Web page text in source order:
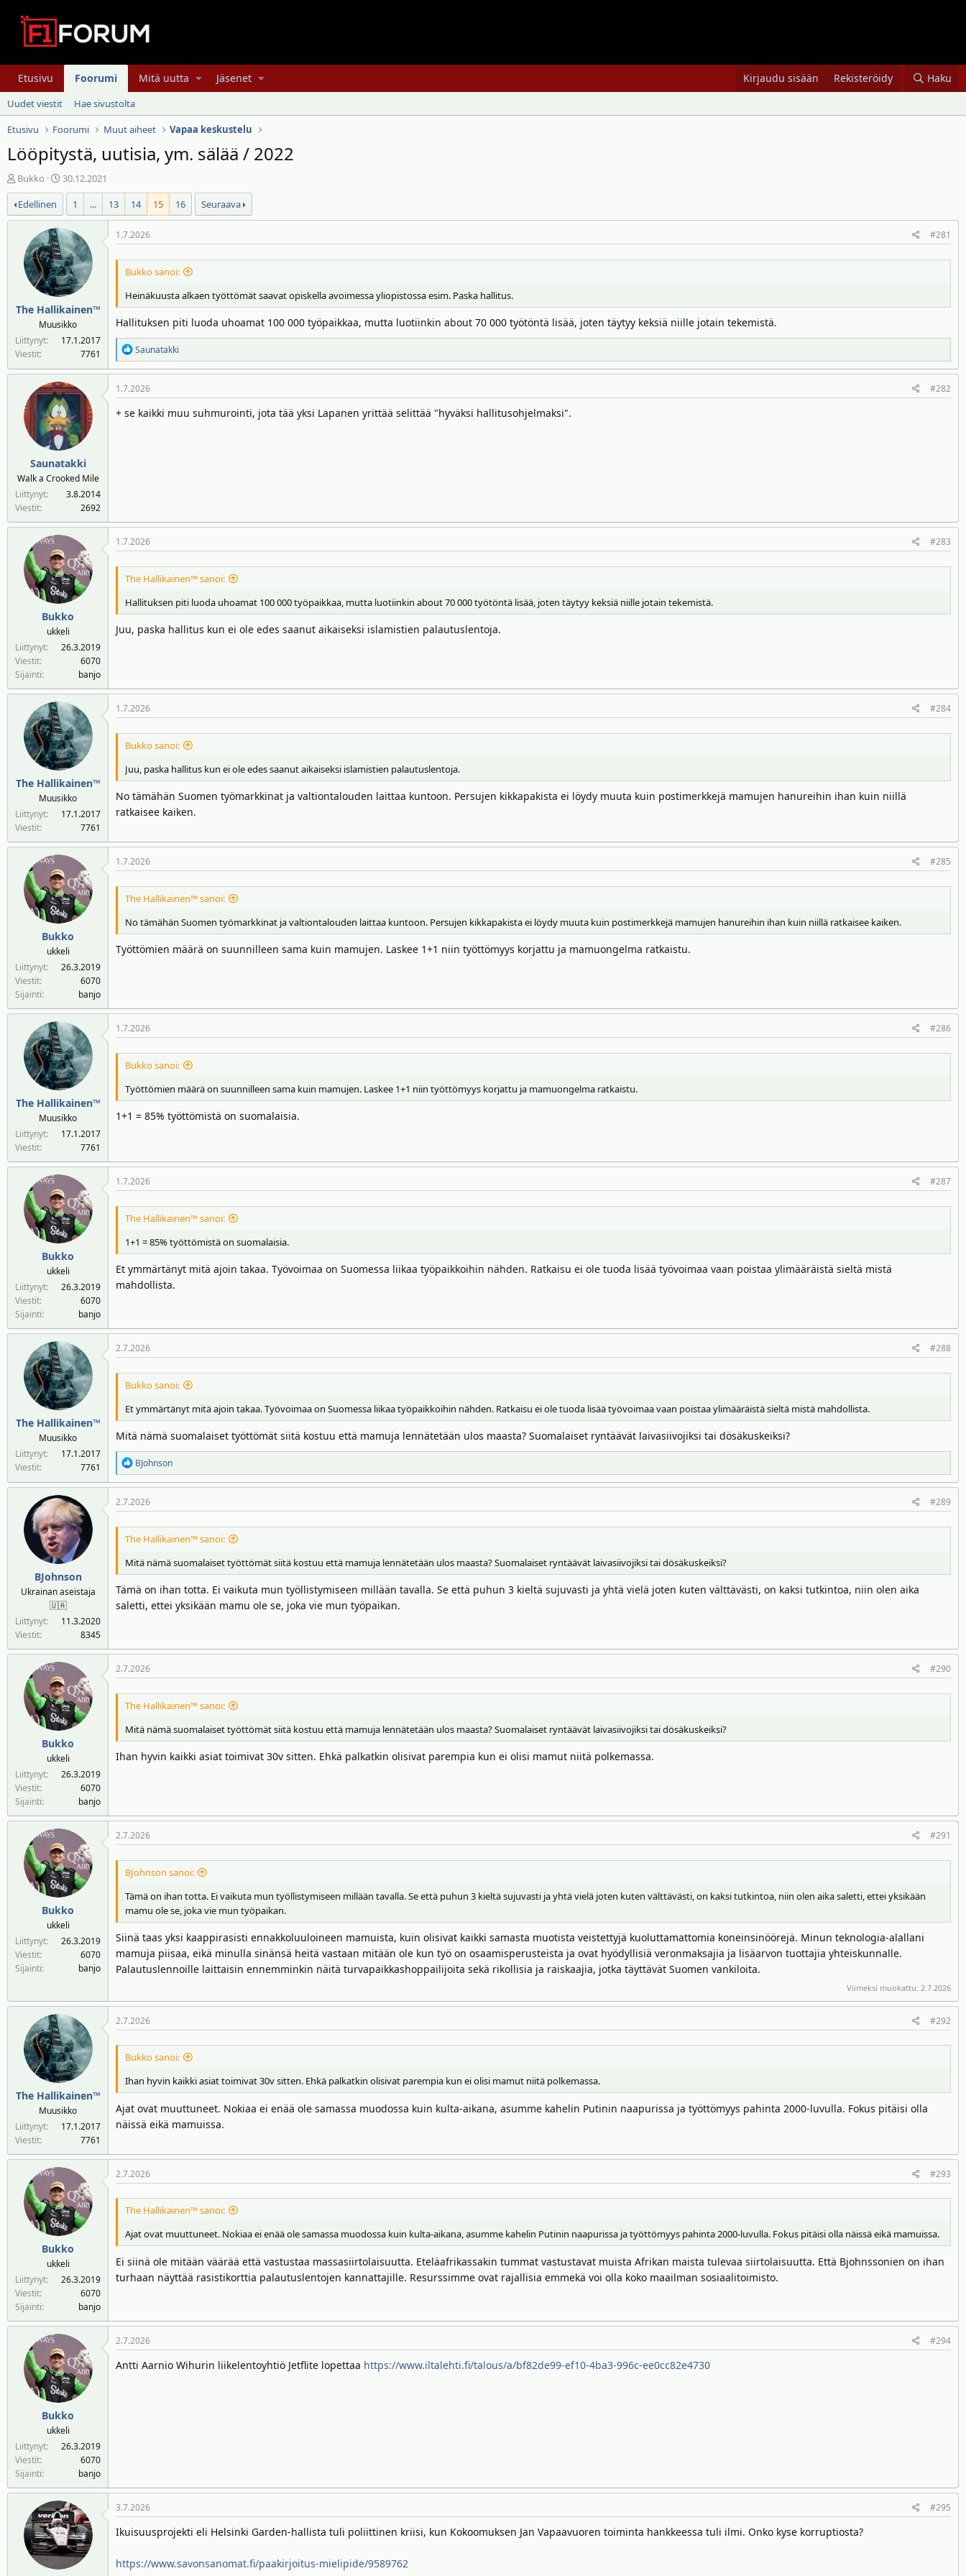
Etusivu Foorumi Mitä uutta Jäsenet Kirjaudu sisään Rekisteröidy Haku
Uudet viestit
Hae sivustolta
Etusivu
Foorumi Muut aiheet Vapaa keskustelu
Lööpitystä, uutisia, ym. sälää / 2022
V
i
e
s
j
n
a
o
Bukko
A
l
i
t
u
s
p
ä
i
v
ä
ä
r
ä
30.12.2021
Edellinen
1 ... 13 14 15 16 Seuraava
The Hallikainen™
Muusikko
Liittynyt
17.1.2017
Viestit
7761
1.7.2026 #281
Bukko sanoi:
Heinäkuusta alkaen työttömät saavat opiskella avoimessa yliopistossa esim. Paska hallitus.
Hallituksen piti luoda uhoamat 100 000 työpaikkaa, mutta luotiinkin about 70 000 työtöntä lisää, joten täytyy keksiä niille jotain tekemistä.
R
e
a
k
i
Saunatakki
Saunatakki
Walk a Crooked Mile
Liittynyt
3.8.2014
Viestit
2692
1.7.2026 #282
+ se kaikki muu suhmurointi, jota tää yksi Lapanen yrittää selittää "hyväksi hallitusohjelmaksi".
Bukko
ukkeli
Liittynyt
26.3.2019
Viestit
6070
Sijainti
banjo
1.7.2026 #283
The Hallikainen™ sanoi:
Hallituksen piti luoda uhoamat 100 000 työpaikkaa, mutta luotiinkin about 70 000 työtöntä lisää, joten täytyy keksiä niille jotain tekemistä.
Juu, paska hallitus kun ei ole edes saanut aikaiseksi islamistien palautuslentoja.
The Hallikainen™
Muusikko
Liittynyt
17.1.2017
Viestit
7761
1.7.2026 #284
Bukko sanoi:
Juu, paska hallitus kun ei ole edes saanut aikaiseksi islamistien palautuslentoja.
No tämähän Suomen työmarkkinat ja valtiontalouden laittaa kuntoon. Persujen kikkapakista ei löydy muuta kuin postimerkkejä mamujen hanureihin ihan kuin niillä
ratkaisee kaiken.
Bukko
ukkeli
Liittynyt
26.3.2019
Viestit
6070
Sijainti
banjo
1.7.2026 #285
The Hallikainen™ sanoi:
No tämähän Suomen työmarkkinat ja valtiontalouden laittaa kuntoon. Persujen kikkapakista ei löydy muuta kuin postimerkkejä mamujen hanureihin ihan kuin niillä ratkaisee kaiken.
Työttömien määrä on suunnilleen sama kuin mamujen. Laskee 1+1 niin työttömyys korjattu ja mamuongelma ratkaistu.
The Hallikainen™
Muusikko
Liittynyt
17.1.2017
Viestit
7761
1.7.2026 #286
Bukko sanoi:
Työttömien määrä on suunnilleen sama kuin mamujen. Laskee 1+1 niin työttömyys korjattu ja mamuongelma ratkaistu.
1+1 = 85% työttömistä on suomalaisia.
Bukko
ukkeli
Liittynyt
26.3.2019
Viestit
6070
Sijainti
banjo
1.7.2026 #287
The Hallikainen™ sanoi:
1+1 = 85% työttömistä on suomalaisia.
Et ymmärtänyt mitä ajoin takaa. Työvoimaa on Suomessa liikaa työpaikkoihin nähden. Ratkaisu ei ole tuoda lisää työvoimaa vaan poistaa ylimääräistä sieltä mistä
mahdollista.
The Hallikainen™
Muusikko
Liittynyt
17.1.2017
Viestit
7761
2.7.2026 #288
Bukko sanoi:
Et ymmärtänyt mitä ajoin takaa. Työvoimaa on Suomessa liikaa työpaikkoihin nähden. Ratkaisu ei ole tuoda lisää työvoimaa vaan poistaa ylimääräistä sieltä mistä mahdollista.
Mitä nämä suomalaiset työttömät siitä kostuu että mamuja lennätetään ulos maasta? Suomalaiset ryntäävät laivasiivojiksi tai dösäkuskeiksi?
R
e
a
k
i
o
t
:
BJohnson
BJohnson
Ukrainan aseistaja
🇺🇦
Liittynyt
11.3.2020
Viestit
8345
2.7.2026 #289
The Hallikainen™ sanoi:
Mitä nämä suomalaiset työttömät siitä kostuu että mamuja lennätetään ulos maasta? Suomalaiset ryntäävät laivasiivojiksi tai dösäkuskeiksi?
Tämä on ihan totta. Ei vaikuta mun työllistymiseen millään tavalla. Se että puhun 3 kieltä sujuvasti ja yhtä vielä joten kuten välttävästi, on kaksi tutkintoa, niin olen aika
saletti, ettei yksikään mamu ole se, joka vie mun työpaikan.
Bukko
ukkeli
Liittynyt
26.3.2019
Viestit
6070
Sijainti
banjo
2.7.2026 #290
The Hallikainen™ sanoi:
Mitä nämä suomalaiset työttömät siitä kostuu että mamuja lennätetään ulos maasta? Suomalaiset ryntäävät laivasiivojiksi tai dösäkuskeiksi?
Ihan hyvin kaikki asiat toimivat 30v sitten. Ehkä palkatkin olisivat parempia kun ei olisi mamut niitä polkemassa.
Bukko
ukkeli
Liittynyt
26.3.2019
Viestit
6070
Sijainti
banjo
2.7.2026 #291
BJohnson sanoi:
Tämä on ihan totta. Ei vaikuta mun työllistymiseen millään tavalla. Se että puhun 3 kieltä sujuvasti ja yhtä vielä joten kuten välttävästi, on kaksi tutkintoa, niin olen aika saletti, ettei yksikään
mamu ole se, joka vie mun työpaikan.
Siinä taas yksi kaappirasisti ennakkoluuloineen mamuista, kuin olisivat kaikki samasta muotista veistettyjä kuoluttamattomia koneinsinöörejä. Minun teknologia-alallani
mamuja piisaa, eikä minulla sinänsä heitä vastaan mitään ole kun työ on osaamisperusteista ja ovat hyödyllisiä veronmaksajia ja lisäarvon tuottajia yhteiskunnalle.
Palautuslennoille laittaisin ennemminkin näitä turvapaikkashoppailijoita sekä rikollisia ja raiskaajia, jotka täyttävät Suomen vankiloita.
Viimeksi muokattu: 2.7.2026
The Hallikainen™
Muusikko
Liittynyt
17.1.2017
Viestit
7761
2.7.2026 #292
Bukko sanoi:
Ihan hyvin kaikki asiat toimivat 30v sitten. Ehkä palkatkin olisivat parempia kun ei olisi mamut niitä polkemassa.
Ajat ovat muuttuneet. Nokiaa ei enää ole samassa muodossa kuin kulta-aikana, asumme kahelin Putinin naapurissa ja työttömyys pahinta 2000-luvulla. Fokus pitäisi olla
näissä eikä mamuissa.
Bukko
ukkeli
Liittynyt
26.3.2019
Viestit
6070
Sijainti
banjo
2.7.2026 #293
The Hallikainen™ sanoi:
Ajat ovat muuttuneet. Nokiaa ei enää ole samassa muodossa kuin kulta-aikana, asumme kahelin Putinin naapurissa ja työttömyys pahinta 2000-luvulla. Fokus pitäisi olla näissä eikä mamuissa.
Ei siinä ole mitään väärää että vastustaa massasiirtolaisuutta. Eteläafrikassakin tummat vastustavat muista Afrikan maista tulevaa siirtolaisuutta. Että Bjohnssonien on ihan
turhaan näyttää rasistikorttia palautuslentojen kannattajille. Resurssimme ovat rajallisia emmekä voi olla koko maailman sosiaalitoimisto.
Bukko
ukkeli
Liittynyt
26.3.2019
Viestit
6070
Sijainti
banjo
2.7.2026 #294
Antti Aarnio Wihurin liikelentoyhtiö Jetflite lopettaa https://www.iltalehti.fi/talous/a/bf82de99-ef10-4ba3-996c-ee0cc82e4730
3.7.2026 #295
Ikuisuusprojekti eli Helsinki Garden-hallista tuli poliittinen kriisi, kun Kokoomuksen Jan Vapaavuoren toiminta hankkeessa tuli ilmi. Onko kyse korruptiosta?
https://www.savonsanomat.fi/paakirjoitus-mielipide/9589762